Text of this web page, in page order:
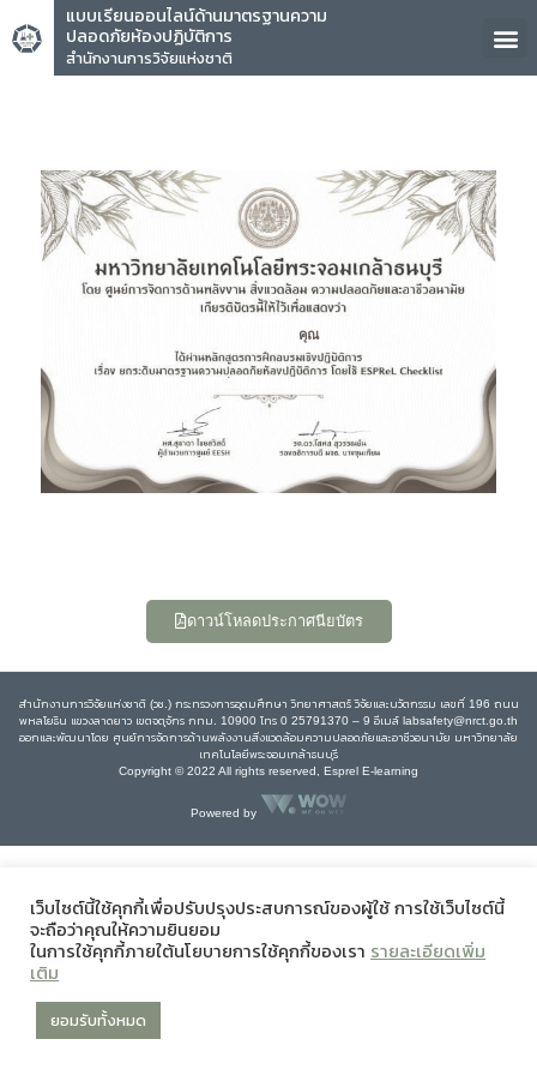
แบบเรียนออนไลน์ด้านมาตรฐานความ
ปลอดภัยห้องปฏิบัติการ
สำนักงานการวิจัยแห่งชาติ
คุณ
ดาวน์โหลดประกาศนียบัตร
สำนักงานการวิจัยแห่งชาติ (วช.) กระทรวงการอุดมศึกษา วิทยาศาสตร์ วิจัยและนวัตกรรม เลขที่ 196 ถนน
พหลโยธิน แขวงลาดยาว เขตจตุจักร กทม. 10900 โทร 0 25791370 – 9 อีเมล์ labsafety@nrct.go.th
ออกและพัฒนาโดย ศูนย์การจัดการด้านพลังงานสิ่งแวดล้อมความปลอดภัยและอาชีวอนามัย มหาวิทยาลัย
เทคโนโลยีพระจอมเกล้าธนบุรี
Copyright © 2022 All rights reserved, Esprel E-learning
Powered by
เว็บไซต์นี้ใช้คุกกี้เพื่อปรับปรุงประสบการณ์ของผู้ใช้ การใช้เว็บไซต์นี้
จะถือว่าคุณให้ความยินยอม
ในการใช้คุกกี้ภายใต้นโยบายการใช้คุกกี้ของเรา รายละเอียดเพิ่ม
เติม
ยอมรับทั้งหมด